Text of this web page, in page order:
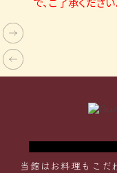
おすすめ！
当館はお料理もこだ